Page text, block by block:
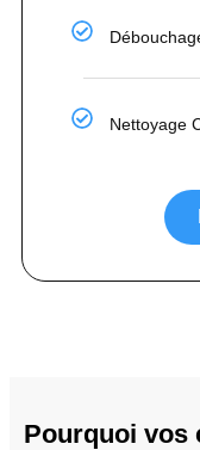
Nettoyage
Pourquoi vos